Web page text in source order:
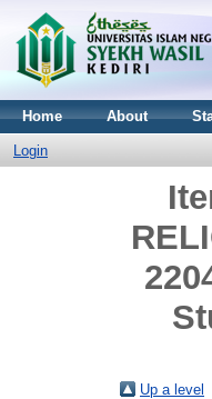
Home About
Login
Up a level